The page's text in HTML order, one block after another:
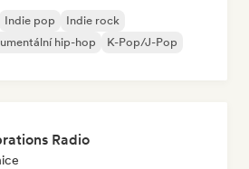
Indie pop
Indie rock
hip-hop
K-Pop/J-Pop
Radio